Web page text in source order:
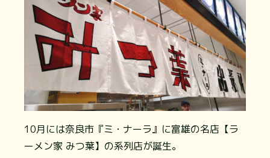
10月には奈良市『ミ・ナーラ』に富雄の名店【ラ
ーメン家 みつ葉】の系列店が誕生。